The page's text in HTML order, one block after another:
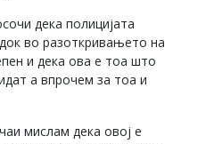
дека полицијата
во разоткривањето на
и дека ова е тоа што
а впрочем за тоа и
мислам дека овој е